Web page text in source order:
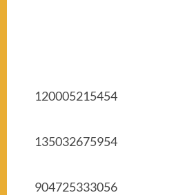
120005215454
135032675954
904725333056